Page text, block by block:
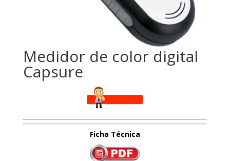
Medidor de color digital
Capsure
Ficha Técnica